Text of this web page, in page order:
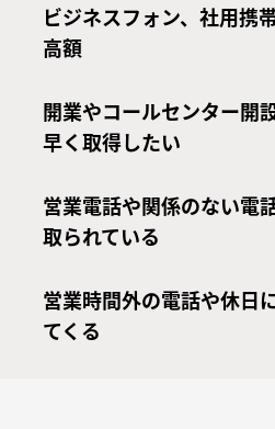
ビジネスフォン、社用携
高額
開業やコールセンター開
早く取得したい
営業電話や関係のない電
取られている
営業時間外の電話や休日
てくる